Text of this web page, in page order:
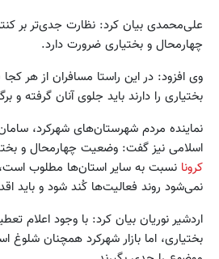
علی‌محمدی بیان کرد: نظارت جدی‌تر بر
چهارمحال و بختیاری ضرورت دارد.
وی افزود: در این راستا مسافران‌ از هر
بختیاری را دارند باید جلوی آنان گرفته و
نماینده مردم شهرستان‌های شهرکرد،
اسلامی نیز گفت: وضعیت چهارمحال و
کرونا نسبت به سایر استان‌ها مطلوب
نمی‌شود روند فعالیت‌ها کُند شود و باید
اردشیر نوریان بیان کرد: با وجود اعلام
بختیاری، اما بازار شهرکرد همچنان شلوغ